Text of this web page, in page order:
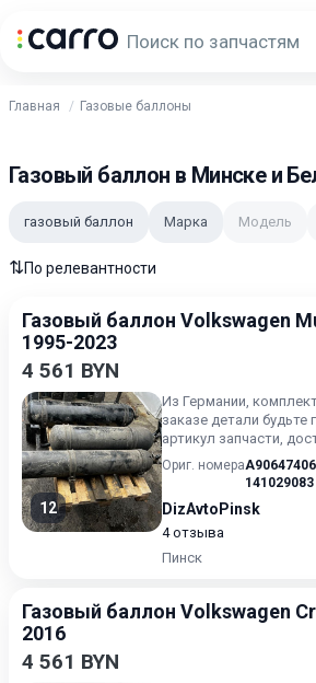
Главная Газовые баллоны
Газовый баллон в Минске и
газовый баллон Марка Модель
⇅По релевантности
Газовый баллон Volkswagen
1995-2023
4 561 BYN
12
Из Германии,
заказе детали будьте
артикул запчасти,
Ориг. номера
141029083
DizAvtoPinsk
4 отзыва
Пинск
Газовый баллон Volkswagen
2016
4 561 BYN